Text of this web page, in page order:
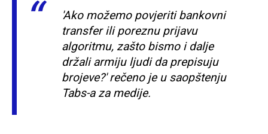
'Ako možemo povjeriti bankovni
transfer ili poreznu prijavu
algoritmu, zašto bismo i dalje
držali armiju ljudi da prepisuju
brojeve?' rečeno je u saopštenju
Tabs-a za medije.